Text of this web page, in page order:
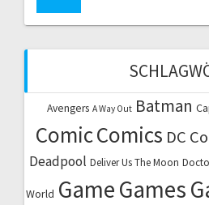
Avengers A Way Out Batman
ComicComics DC
Deadpool Deliver Us The Moon
World GameGames